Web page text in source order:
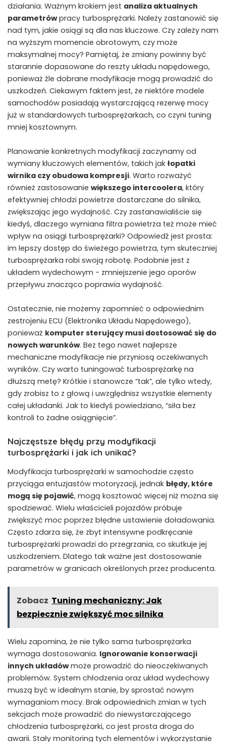
działania. Ważnym‌ krokiem jest analiza aktualnych
parametrówpracy turbosprężarki. Należy zastanowić się
nad tym, jakie osiągi są dla nas kluczowe. Czy zależy nam‍
na wyższym momencie obrotowym, czy może
maksymalnej mocy? Pamiętaj, że zmiany powinny być
starannie dopasowane do reszty układu napędowego,
ponieważ⁢ źle dobrane modyfikacje‍ mogą prowadzić ‍do
uszkodzeń. Ciekawym faktem jest, że niektóre modele
samochodów posiadają wystarczającą rezerwę mocy
już w standardowych turbosprężarkach, co czyni tuning
mniej kosztownym.
Planowanie konkretnych modyfikacji ‌zaczynamy od
wymiany kluczowych elementów, takich jak łopatki
wirnika czy obudowa kompresji. Warto rozważyć⁢
również zastosowanie większego intercoolera, który
efektywniej chłodzi powietrze dostarczane do silnika,
zwiększając jego wydajność. Czy zastanawialiście się
kiedyś, dlaczego wymiana⁢ filtra powietrza też może mieć
wpływ na ⁤osiągi turbosprężarki? Odpowiedź jest prosta:
im lepszy dostęp⁤ do świeżego powietrza, ⁢tym skuteczniej
turbosprężarka robi swoją robotę. Podobnie jest ⁣z
układem wydechowym ⁣- ⁢zmniejszenie jego oporów
przepływu znacząco poprawia wydajność.
Ostatecznie, nie możemy ⁤zapomnieć o odpowiednim
zestrojeniu ECU (Elektronika Układu Napędowego),
ponieważ komputer sterujący musi dostosować się do
nowych warunków. Bez tego⁤ nawet najlepsze
mechaniczne modyfikacje nie przyniosą oczekiwanych
‍wyników. Czy warto⁢ tuningować turbosprężarkę na
dłuższą metę? Krótkie i stanowcze “tak”, ale tylko wtedy,
gdy zrobisz to z głową i uwzględnisz wszystkie elementy
całej układanki. Jak to‍ kiedyś powiedziano, “siła bez
kontroli to⁤ żadne osiągnięcie”.
Najczęstsze błędy⁢ przy modyfikacji
turbosprężarki i jak ich⁣ unikać?
Modyfikacja turbosprężarki w samochodzie często
przyciąga ⁣entuzjastów motoryzacji, jednak błędy, które
mogą się pojawić, mogą kosztować więcej niż można się
spodziewać. Wielu właścicieli pojazdów próbuje
zwiększyć moc poprzez błędne ustawienie doładowania.
Często ⁣zdarza się, że zbyt⁣ intensywne podkręcanie
turbosprężarki prowadzi do⁤ przegrzania, co skutkuje jej
uszkodzeniem. Dlatego tak ważne jest dostosowanie
parametrów w granicach określonych przez producenta.
Zobacz Tuning mechaniczny: Jak
bezpiecznie zwiększyć moc silnika
Wielu zapomina, że nie tylko sama turbosprężarka
wymaga dostosowania. Ignorowanie konserwacji
innych układówmoże prowadzić do nieoczekiwanych
problemów. System chłodzenia oraz układ wydechowy
muszą być w idealnym stanie, by sprostać nowym
wymaganiom mocy. Brak odpowiednich zmian w ‍tych
sekcjach może prowadzić‍ do ⁣niewystarczającego
chłodzenia ‍turbosprężarki, co jest prosta droga do
awarii. Stały monitoring tych elementów i wykorzystanie